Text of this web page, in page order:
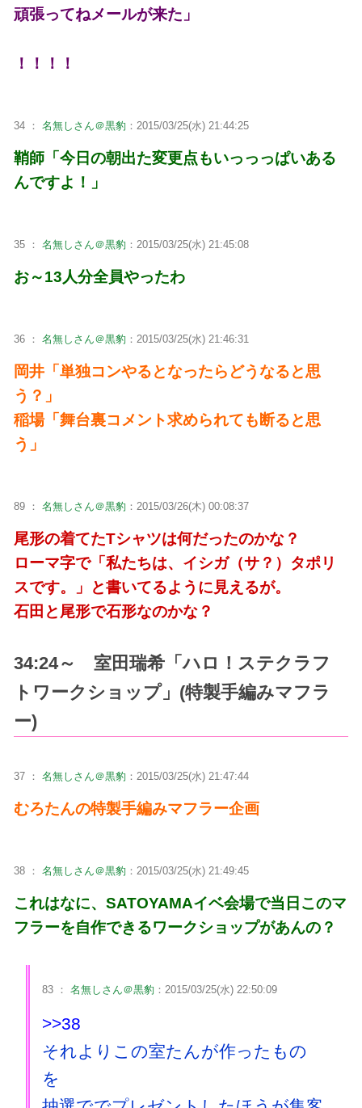
頑張ってねメールが来た」
！！！！
34 ： 名無しさん＠黒豹 ：2015/03/25(水) 21:44:25
鞘師「今日の朝出た変更点もいっっっぱいある
んですよ！」
35 ： 名無しさん＠黒豹 ：2015/03/25(水) 21:45:08
お～13人分全員やったわ
36 ： 名無しさん＠黒豹 ：2015/03/25(水) 21:46:31
岡井「単独コンやるとなったらどうなると思
う？」
稲場「舞台裏コメント求められても断ると思
う」
89 ： 名無しさん＠黒豹 ：2015/03/26(木) 00:08:37
尾形の着てたTシャツは何だったのかな？
ローマ字で「私たちは、イシガ（サ？）タポリ
スです。」と書いてるように見えるが。
石田と尾形で石形なのかな？
34:24～ 室田瑞希「ハロ！ステクラフ
トワークショップ」(特製手編みマフラ
ー)
37 ： 名無しさん＠黒豹 ：2015/03/25(水) 21:47:44
むろたんの特製手編みマフラー企画
38 ： 名無しさん＠黒豹 ：2015/03/25(水) 21:49:45
これはなに、SATOYAMAイベ会場で当日このマ
フラーを自作できるワークショップがあんの？
83 ： 名無しさん＠黒豹 ：2015/03/25(水) 22:50:09
>>38
それよりこの室たんが作ったもの
を